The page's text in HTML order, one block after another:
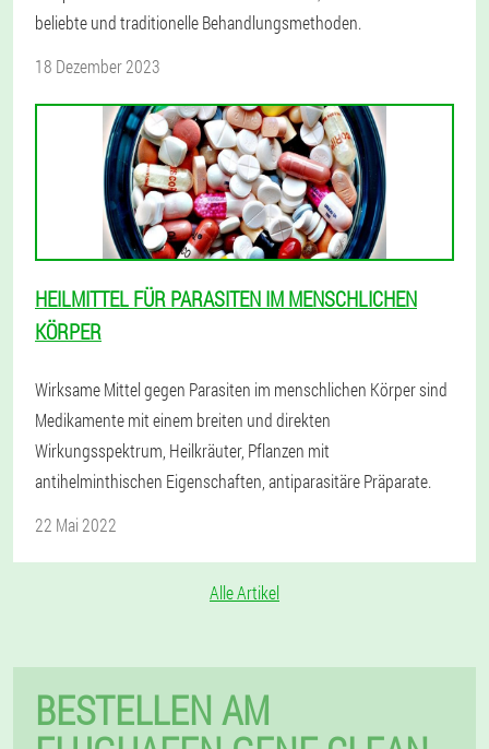
beliebte und traditionelle Behandlungsmethoden.
18 Dezember 2023
HEILMITTEL FÜR PARASITEN IM MENSCHLICHEN
KÖRPER
Wirksame Mittel gegen Parasiten im menschlichen Körper sind
Medikamente mit einem breiten und direkten
Wirkungsspektrum, Heilkräuter, Pflanzen mit
antihelminthischen Eigenschaften, antiparasitäre Präparate.
22 Mai 2022
Alle Artikel
BESTELLEN AM